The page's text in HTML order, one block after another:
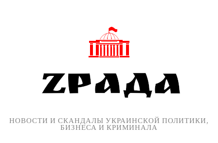
НОВОСТИ И СКАНДАЛЫ УКРАИНСКОЙ ПОЛИТИКИ,
БИЗНЕСА И КРИМИНАЛА